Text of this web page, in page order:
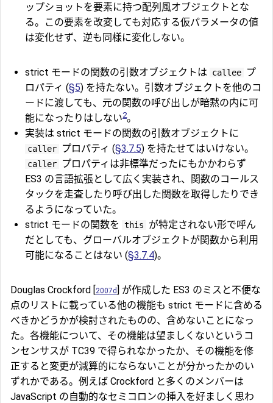
ップショットを要素に持つ配列風オブジェクトとな
る。この要素を改変しても対応する仮パラメータの値
は変化せず、逆も同様に変化しない。
strict モードの関数の引数オブジェクトは callee
プ
ロパティ (§5) を持たない。引数オブジェクトを他のコ
ードに渡しても、元の関数の呼び出しが暗黙の内に可
能になったりはしない2。
実装は strict モードの関数の引数オブジェクトに
caller プロパティ (§3.7.5) を持たせてはいけない。
caller
プロパティは非標準だったにもかかわらず
ES3 の言語拡張として広く実装され、関数のコールス
タックを走査したり呼び出した関数を取得したりでき
るようになっていた。
strict モードの関数を
this
が特定されない形で呼ん
だとしても、グローバルオブジェクトが関数から利用
可能になることはない (§3.7.4)。
Douglas Crockford [2007d] が作成した ES3 のミスと不便な
点のリストに載っている他の機能も strict モードに含める
べきかどうかが検討されたものの、含めないことになっ
た。各機能について、その機能は望ましくないというコ
ンセンサスが TC39 で得られなかったか、その機能を修
正すると変更が減算的にならないことが分かったかのい
ずれかである。例えば Crockford と多くのメンバーは
JavaScript の自動的なセミコロンの挿入を好ましく思わ